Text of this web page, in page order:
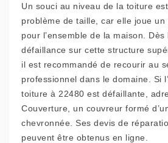
Un souci au niveau de la toiture
problème de taille, car elle joue un
pour l’ensemble de la maison. Dès
défaillance sur cette structure
il est recommandé de recourir au
professionnel dans le domaine. Si
toiture à 22480 est défaillante,
Couverture, un couvreur formé
chevronnée. Ses devis de
peuvent être obtenus en ligne.